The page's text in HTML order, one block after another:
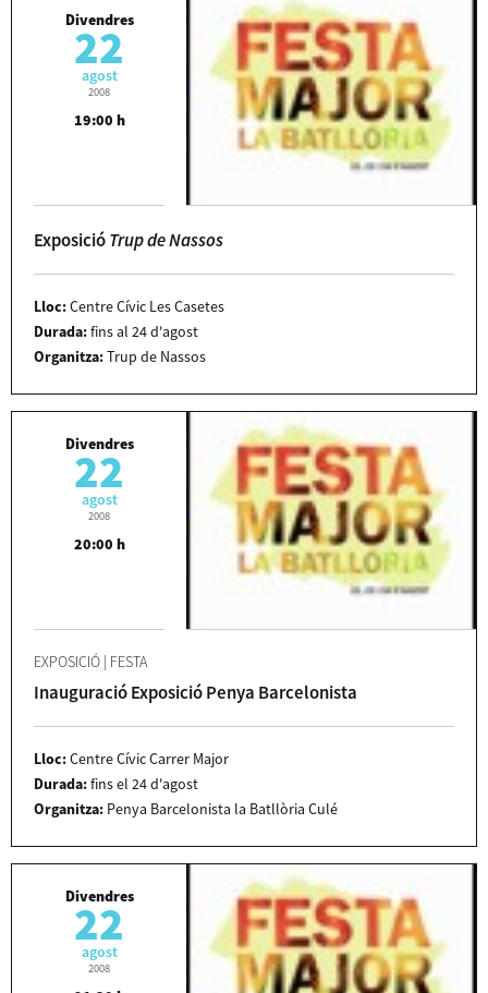
Divendres
22
agost
2008
19:00 h
ExposicióTrup de Nassos
Lloc:Centre Cívic Les Casetes
Durada:fins al 24 d'agost
Organitza:Trup de Nassos
Divendres
22
agost
2008
20:00 h
EXPOSICIÓ | FESTA
Inauguració Exposició Penya Barcelonista
Lloc:Centre Cívic Carrer Major
Durada:fins el 24 d'agost
Organitza: Penya Barcelonista la Batllòria Culé
Divendres
22
agost
2008